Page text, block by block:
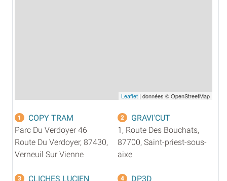
Leaflet | données © OpenStreetMap
1
COPY TRAM
Parc Du Verdoyer 46
Route Du Verdoyer, 87430,
Verneuil Sur Vienne
2
GRAVI'CUT
1, Route Des Bouchats,
87700, Saint-priest-sous-
aixe
3 CLICHES LUCIEN 4 DP3D